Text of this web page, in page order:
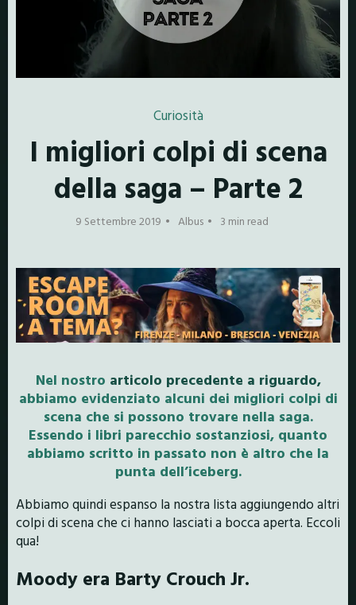
Curiosità
I migliori colpi di scena
della saga – Parte 2
9 Settembre 2019 Albus 3 min read
Nel nostro articolo precedente a riguardo,
abbiamo evidenziato alcuni dei migliori colpi di
scena che si possono trovare nella saga.
Essendo i libri parecchio sostanziosi, quanto
abbiamo scritto in passato non è altro che la
punta dell’iceberg.
Abbiamo quindi espanso la nostra lista aggiungendo altri
colpi di scena che ci hanno lasciati a bocca aperta. Eccoli
qua!
Moody era Barty Crouch Jr.